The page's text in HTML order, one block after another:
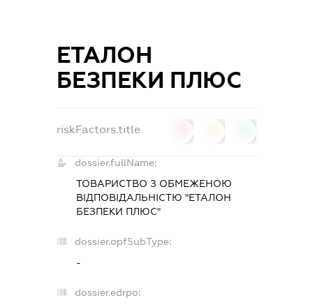
ЕТАЛОН
БЕЗПЕКИ ПЛЮС
riskFactors.title
dossier.fullName:
ТОВАРИСТВО З ОБМЕЖЕНОЮ
ВІДПОВІДАЛЬНІСТЮ "ЕТАЛОН
БЕЗПЕКИ ПЛЮС"
dossier.opfSubType:
-
dossier.edrpo: